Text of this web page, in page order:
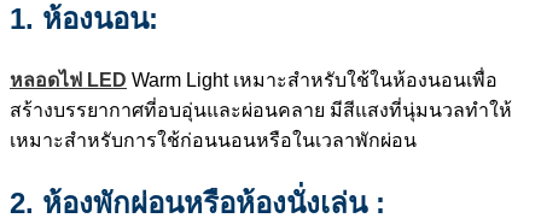
1. ห้องนอน:
หลอดไฟ LED Warm Light เหมาะสำหรับใช้ในห้องนอนเพื่อ
สร้างบรรยากาศที่อบอุ่นและผ่อนคลาย มีสีแสงที่นุ่มนวลทำให้
เหมาะสำหรับการใช้ก่อนนอนหรือในเวลาพักผ่อน
2. ห้องพักผ่อนหรือห้องนั่งเล่น :